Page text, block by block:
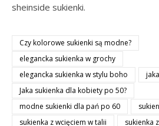
sheinside sukienki.
Czy kolorowe sukienki są modne?
elegancka sukienka w grochy
elegancka sukienka w stylu boho
Jaka sukienka dla kobiety po 50?
modne sukienki dla pań po 60
sukienka z wcięciem w talii
sukienka